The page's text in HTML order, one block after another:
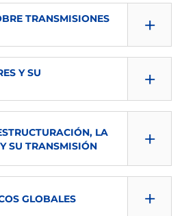
TRANSMISIONES
+
Y SU
+
LA
SU TRANSMISIÓN
+
GLOBALES +